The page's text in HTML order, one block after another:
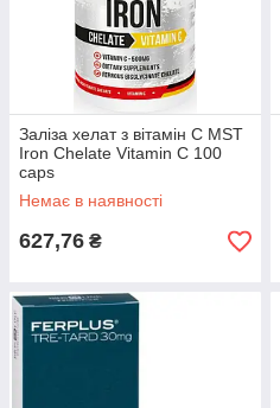
Заліза хелат з вітамін С MST
Iron Chelate Vitamin C 100
caps
Немає в наявності
627,76 ₴